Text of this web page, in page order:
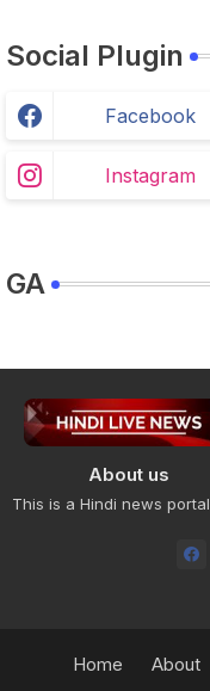
Social Plugin
Facebook
Instagram
GA
About us
This is a Hindi news portal
Home About